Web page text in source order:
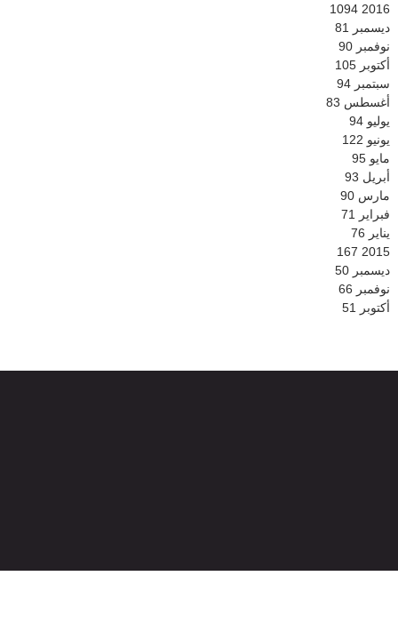
2016
1094
ديسمبر
81
نوفمبر 90
أكتوبر 105
سبتمبر 94
أغسطس 83
يوليو 94
يونيو 122
مايو 95
أبريل 93
مارس 90
فبراير
71
يناير 76
2015
167
ديسمبر 50
نوفمبر 66
أكتوبر
51